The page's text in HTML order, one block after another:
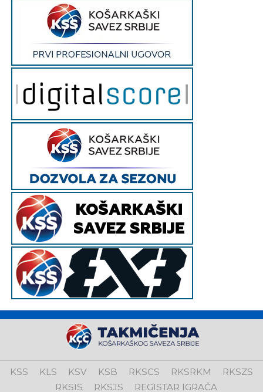
KSS KLS KSV KSB RKSCS RKSRKM
RKSZS
RKSIS
RKSJS REGISTAR IGRAČA